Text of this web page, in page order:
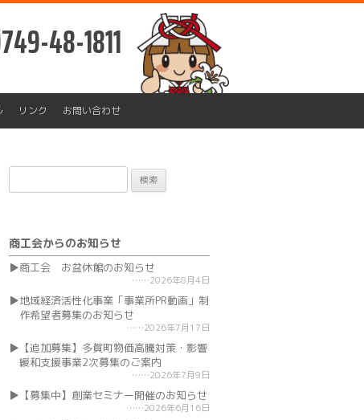
48-1811
リンク お問い合わせ
索:
商工会からのお知らせ
商工会 お盆休館のお知らせ
2026年8月4日
地域経済活性化事業「事業所PR動画」制
作希望者募集のお知らせ
2026年7月17日
【追加募集】多賀町物価高騰対策・影響
緩和支援事業2次募集のご案内
2026年7月9日
【募集中】創業セミナー開催のお知らせ
2026年6月16日